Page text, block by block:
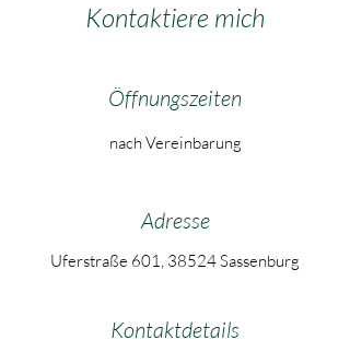
Kontaktiere mich
Öffnungszeiten
nach Vereinbarung
Adresse
Uferstraße 601, 38524 Sassenburg
Kontaktdetails